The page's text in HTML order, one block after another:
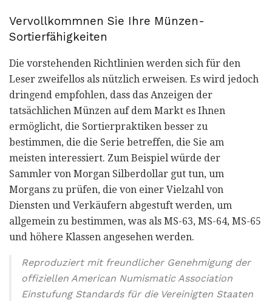
Vervollkommnen Sie Ihre Münzen-
Sortierfähigkeiten
Die vorstehenden Richtlinien werden sich für den
Leser zweifellos als nützlich erweisen. Es wird jedoch
dringend empfohlen, dass das Anzeigen der
tatsächlichen Münzen auf dem Markt es Ihnen
ermöglicht, die Sortierpraktiken besser zu
bestimmen, die die Serie betreffen, die Sie am
meisten interessiert. Zum Beispiel würde der
Sammler von Morgan Silberdollar gut tun, um
Morgans zu prüfen, die von einer Vielzahl von
Diensten und Verkäufern abgestuft werden, um
allgemein zu bestimmen, was als MS-63, MS-64, MS-65
und höhere Klassen angesehen werden.
Reproduziert mit freundlicher Genehmigung der
offiziellen American Numismatic Association
Einstufung Standards für die Vereinigten Staaten